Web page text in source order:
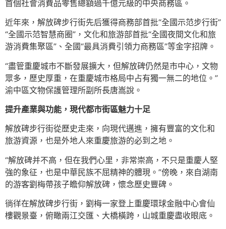
首個社會消費品零售總額過千億元級的中央商務區。
近年來，解放碑步行街先后獲得商務部首批“全國示范步行街”
“全國示范智慧商圈”，文化和旅游部首批“全國夜間文化和旅
游消費集聚區”、全國“最具消費引領力商務區”等金字招牌。
“盡管重慶城市不斷發展擴大，但解放碑仍然是市中心，文物
眾多，歷史厚重，在重慶城市格局中占有獨一無二的地位。”
渝中區文物保護管理所副所長唐嵩說。
提升產業與功能，現代都市街區魅力十足
解放碑步行街從歷史走來，向現代邁進，擁有豐富的文化和
旅游資源，也是外地人來重慶旅游的必到之地。
“解放碑并不高，但在我們心里，非常崇高，不只是重慶人堅
強的象征，也是中華民族不屈精神的體現。”傍晚，來自湖南
的游客劉梅帶孩子瞻仰解放碑，懷念歷史豐碑。
徜徉在解放碑步行街，劉梅一家登上重慶環球金融中心會仙
樓觀景臺，俯瞰兩江交匯、大橋橫跨，山城重慶盡收眼底。